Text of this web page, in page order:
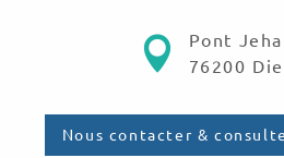
Pont
76200
Nous contacter &